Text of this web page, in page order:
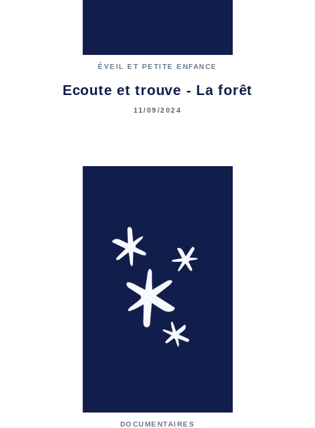
ÉVEIL ET PETITE ENFANCE
Ecoute et trouve - La forêt
11/09/2024
DOCUMENTAIRES